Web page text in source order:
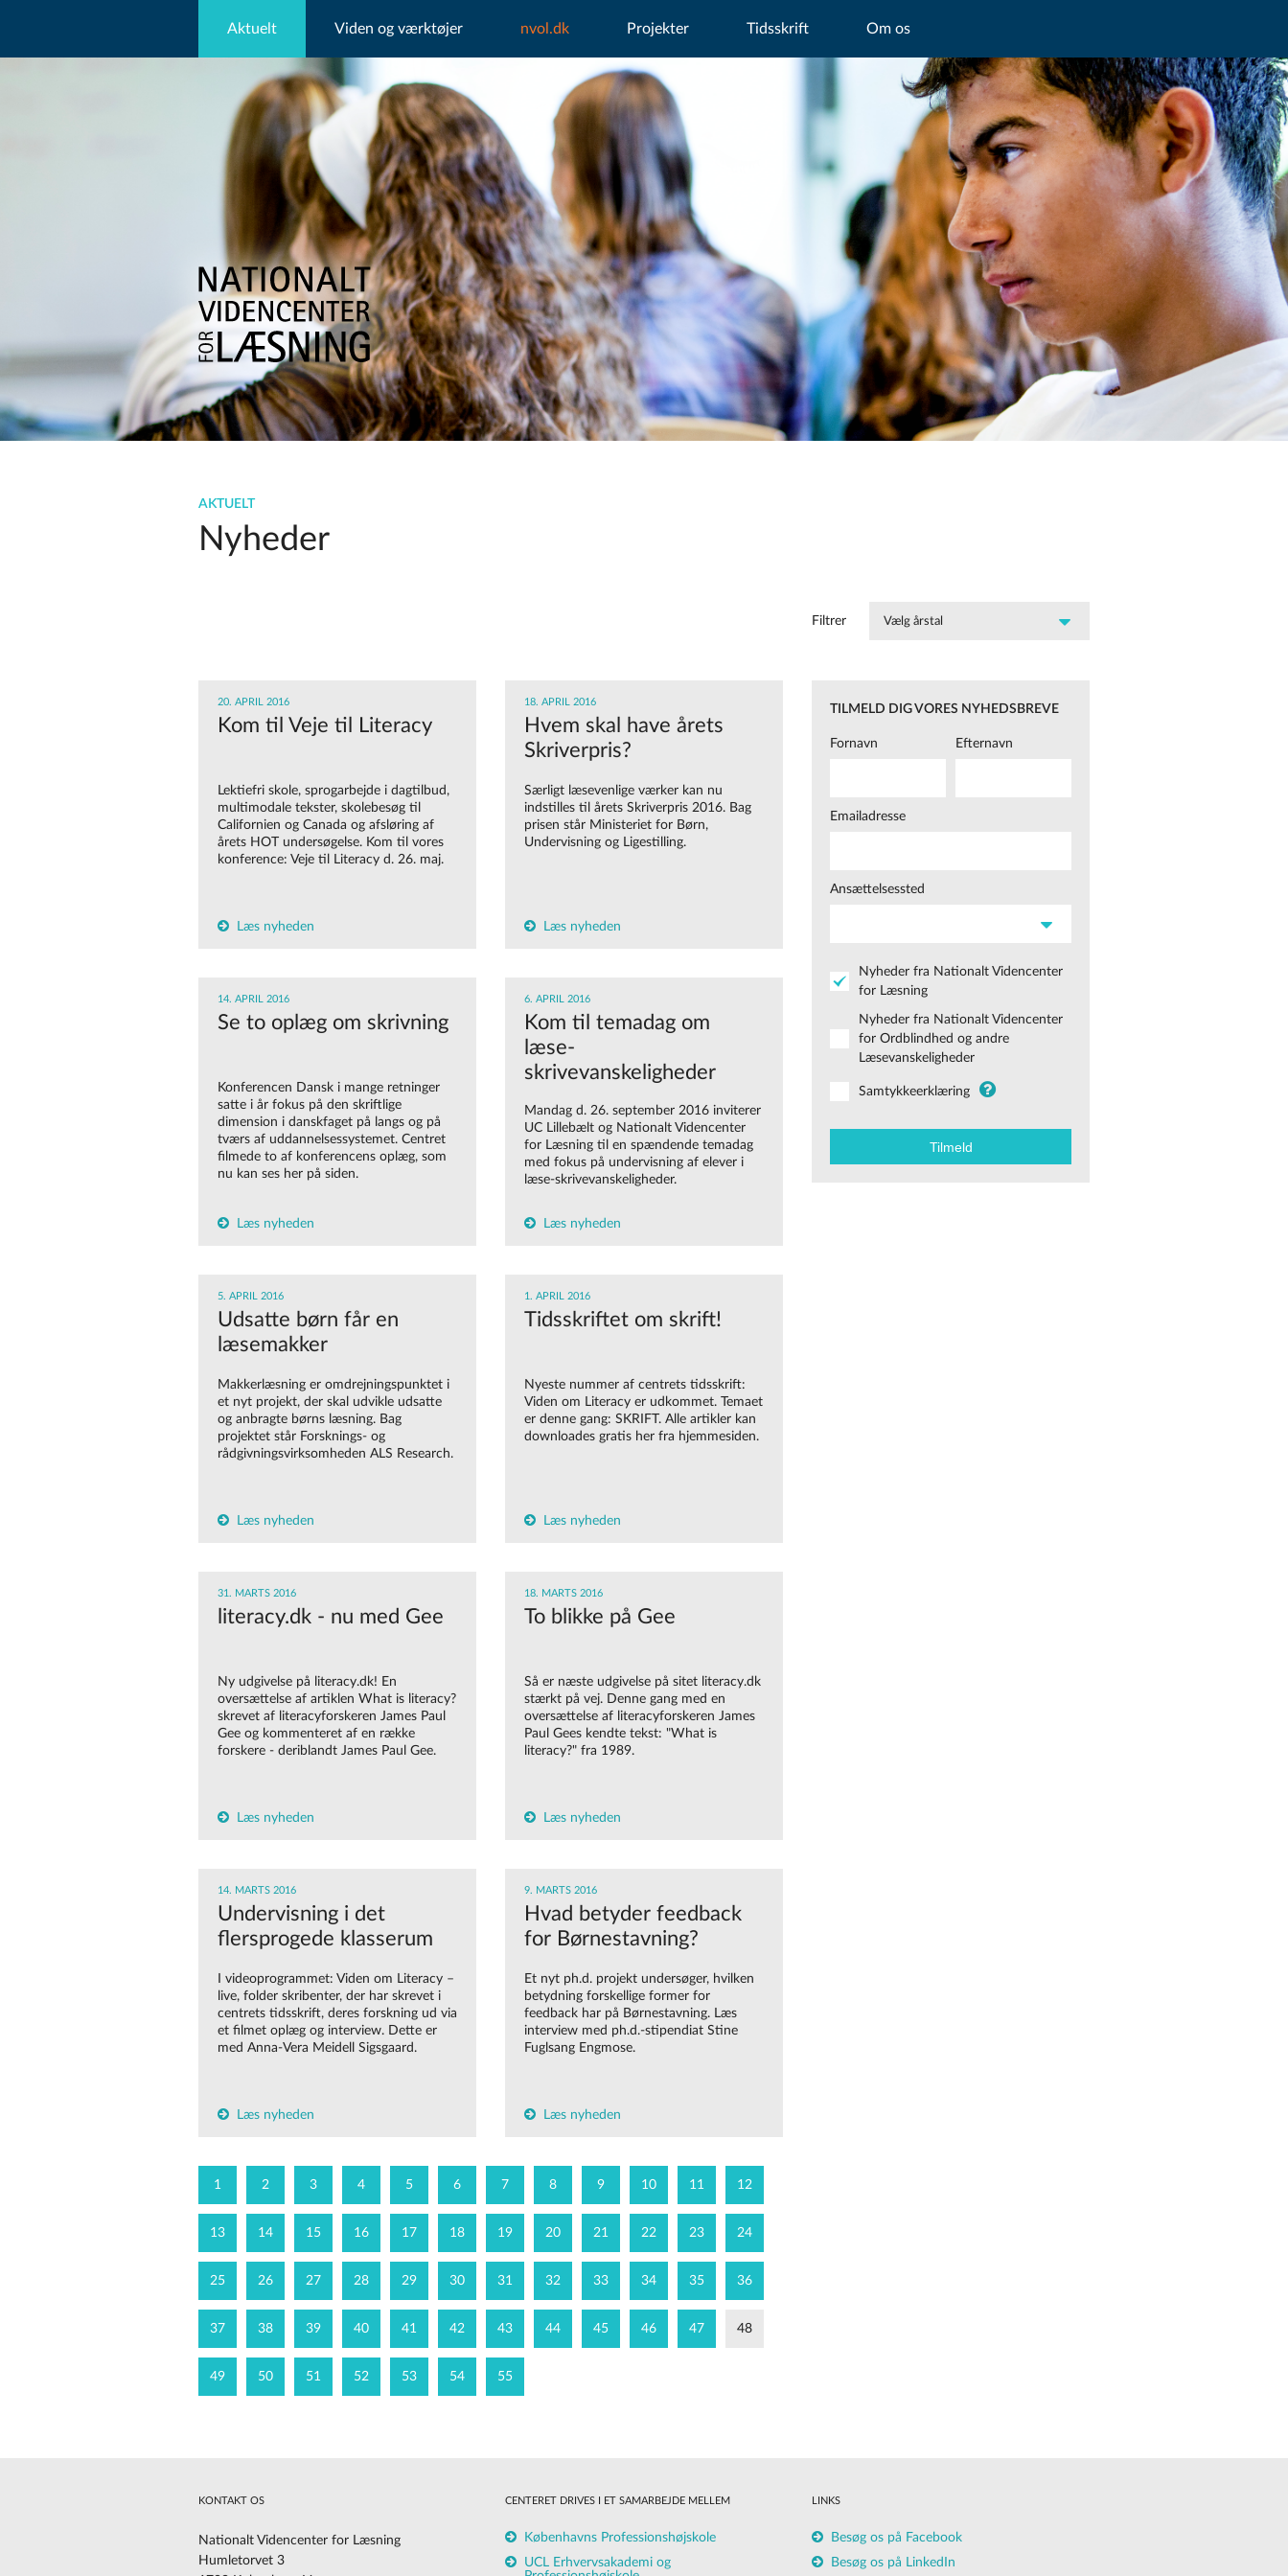
Aktuelt Viden og værktøjer nvol.dk Projekter Tidsskrift Om os
AKTUELT
Nyheder
Filtrer
20. APRIL 2016
Kom til Veje til Literacy
Lektiefri skole, sprogarbejde i dagtilbud,
multimodale tekster, skolebesøg til
Californien og Canada og afsløring af
årets HOT undersøgelse. Kom til vores
konference: Veje til Literacy d. 26. maj.
Læs nyheden
18. APRIL 2016
Hvem skal have årets
Skriverpris?
Særligt læsevenlige værker kan nu
indstilles til årets Skriverpris 2016. Bag
prisen står Ministeriet for Børn,
Undervisning og Ligestilling.
Læs nyheden
14. APRIL 2016
Se to oplæg om skrivning
Konferencen Dansk i mange retninger
satte i år fokus på den skriftlige
dimension i danskfaget på langs og på
tværs af uddannelsessystemet. Centret
filmede to af konferencens oplæg, som
nu kan ses her på siden.
Læs nyheden
6. APRIL 2016
Kom til temadag om
læse-
skrivevanskeligheder
Mandag d. 26. september 2016 inviterer
UC Lillebælt og Nationalt Videncenter
for Læsning til en spændende temadag
med fokus på undervisning af elever i
læse-skrivevanskeligheder.
Læs nyheden
5. APRIL 2016
Udsatte børn får en
læsemakker
Makkerlæsning er omdrejningspunktet i
et nyt projekt, der skal udvikle udsatte
og anbragte børns læsning. Bag
projektet står Forsknings- og
rådgivningsvirksomheden ALS Research.
Læs nyheden
1. APRIL 2016
Tidsskriftet om skrift!
Nyeste nummer af centrets tidsskrift:
Viden om Literacy er udkommet. Temaet
er denne gang: SKRIFT. Alle artikler kan
downloades gratis her fra hjemmesiden.
Læs nyheden
31. MARTS 2016
literacy.dk - nu med Gee
Ny udgivelse på literacy.dk! En
oversættelse af artiklen What is literacy?
skrevet af literacyforskeren James Paul
Gee og kommenteret af en række
forskere - deriblandt James Paul Gee.
Læs nyheden
18. MARTS 2016
To blikke på Gee
Så er næste udgivelse på sitet literacy.dk
stærkt på vej. Denne gang med en
oversættelse af literacyforskeren James
Paul Gees kendte tekst: "What is
literacy?" fra 1989.
Læs nyheden
14. MARTS 2016
Undervisning i det
flersprogede klasserum
I videoprogrammet: Viden om Literacy –
live, folder skribenter, der har skrevet i
centrets tidsskrift, deres forskning ud via
et filmet oplæg og interview. Dette er
med Anna-Vera Meidell Sigsgaard.
Læs nyheden
9. MARTS 2016
Hvad betyder feedback
for Børnestavning?
Et nyt ph.d. projekt undersøger, hvilken
betydning forskellige former for
feedback har på Børnestavning. Læs
interview med ph.d.-stipendiat Stine
Fuglsang Engmose.
Læs nyheden
1 2 3 4 5 6 7 8 9 10 11 12
13 14 15 16 17 18 19 20 21 22 23 24
25 26 27 28 29 30 31 32 33 34 35 36
37 38 39 40 41 42 43 44 45 46 47 48
49 50 51 52 53 54 55
TILMELD DIG VORES NYHEDSBREVE
Fornavn Efternavn
Emailadresse
Ansættelsessted
Nyheder fra Nationalt Videncenter
for Læsning
Nyheder fra Nationalt Videncenter
for Ordblindhed og andre
Læsevanskeligheder
Samtykkeerklæring
KONTAKT OS
Nationalt Videncenter for Læsning
Humletorvet 3
CENTERET DRIVES I ET SAMARBEJDE MELLEM
Københavns Professionshøjskole
UCL Erhvervsakademi og
LINKS
Besøg os på Facebook
Besøg os på LinkedIn